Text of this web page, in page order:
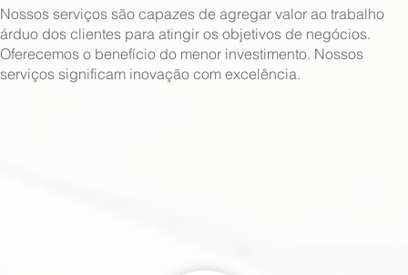
Nossos serviços são capazes de agregar valor ao trabalho
árduo dos clientes para atingir os objetivos de negócios.
Oferecemos o benefício do menor investimento. Nossos
serviços significam inovação com excelência.